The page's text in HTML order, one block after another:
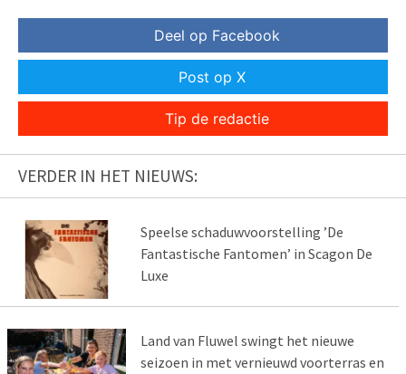
Deel op Facebook
Post op X
Tip de redactie
VERDER IN HET NIEUWS:
Speelse schaduwvoorstelling ’De
Fantastische Fantomen’ in Scagon De
Luxe
Land van Fluwel swingt het nieuwe
seizoen in met vernieuwd voorterras en